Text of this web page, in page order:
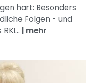
hart: Besonders
Folgen - und
| mehr